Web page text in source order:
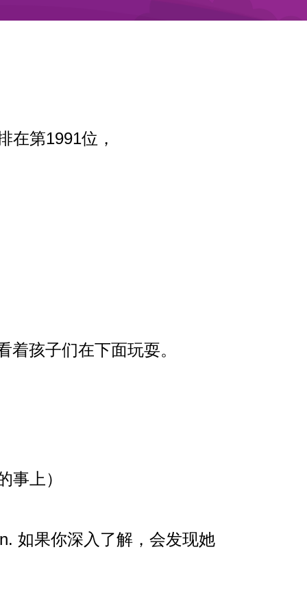
在第1991位，
孩子们在下面玩耍。
事上）
如果你深入了解，会发现她